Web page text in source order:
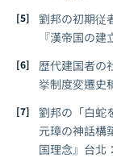
劉邦の初期従
『漢帝国の
歴代建国者の
挙制度変遷史
劉邦の「白蛇
元璋の神話構
国理念』台北